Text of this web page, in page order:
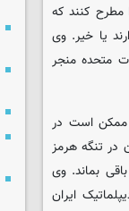
مطرح کنند که
یا خیر. وی
متحده منجر
ممکن است در
در تنگه هرمز
بماند. وی
ایران